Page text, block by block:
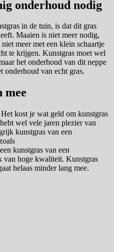
onderhoud nodig
in de tuin, is dat dit gras
Maaien is niet meer nodig,
meer met een klein schaartje
te krijgen. Kunstgras moet wel
het onderhoud van dit neppe
onderhoud van echt gras.
mee
kost je wat geld om kunstgras
wel vele jaren plezier van
kunstgras van een
kunstgras van een
van hoge kwaliteit. Kunstgras
helaas minder lang mee.